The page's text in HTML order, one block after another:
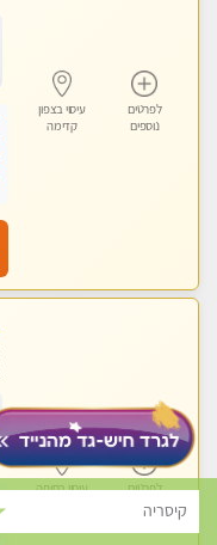
קיסריה
לפרטים
נוספים
עיסוי בצפון
קדימה
לפרטים
נוספים
עיסוי בחיפה